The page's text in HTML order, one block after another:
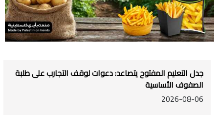
جدل التعليم المفتوح يتصاعد: دعوات لوقف التجارب على طلبة
الصفوف الأساسية
2026-08-06